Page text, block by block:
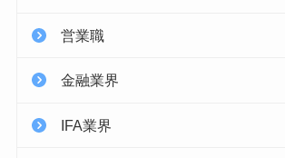
営業職
金融業界
IFA業界